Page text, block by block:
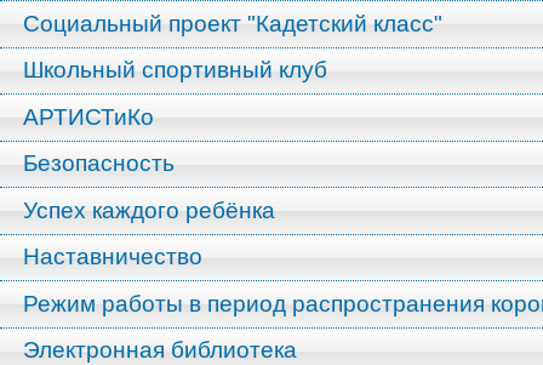
Социальный проект "Кадетский класс"
Школьный спортивный клуб
АРТИСТиКо
Безопасность
Успех каждого ребёнка
Наставничество
Режим работы в период распространения
Электронная библиотека